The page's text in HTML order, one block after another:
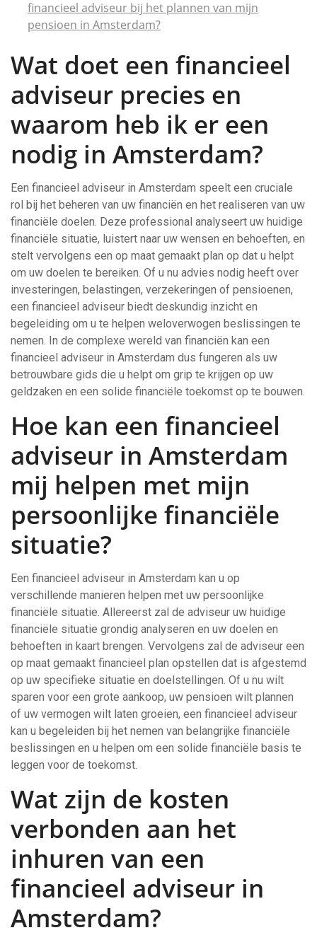
financieel adviseur bij het plannen van mijn
pensioen in Amsterdam?
Wat doet een financieel
adviseur precies en
waarom heb ik er een
nodig in Amsterdam?
Een financieel adviseur in Amsterdam speelt een cruciale
rol bij het beheren van uw financiën en het realiseren van uw
financiële doelen. Deze professional analyseert uw huidige
financiële situatie, luistert naar uw wensen en behoeften, en
stelt vervolgens een op maat gemaakt plan op dat u helpt
om uw doelen te bereiken. Of u nu advies nodig heeft over
investeringen, belastingen, verzekeringen of pensioenen,
een financieel adviseur biedt deskundig inzicht en
begeleiding om u te helpen weloverwogen beslissingen te
nemen. In de complexe wereld van financiën kan een
financieel adviseur in Amsterdam dus fungeren als uw
betrouwbare gids die u helpt om grip te krijgen op uw
geldzaken en een solide financiële toekomst op te bouwen.
Hoe kan een financieel
adviseur in Amsterdam
mij helpen met mijn
persoonlijke financiële
situatie?
Een financieel adviseur in Amsterdam kan u op
verschillende manieren helpen met uw persoonlijke
financiële situatie. Allereerst zal de adviseur uw huidige
financiële situatie grondig analyseren en uw doelen en
behoeften in kaart brengen. Vervolgens zal de adviseur een
op maat gemaakt financieel plan opstellen dat is afgestemd
op uw specifieke situatie en doelstellingen. Of u nu wilt
sparen voor een grote aankoop, uw pensioen wilt plannen
of uw vermogen wilt laten groeien, een financieel adviseur
kan u begeleiden bij het nemen van belangrijke financiële
beslissingen en u helpen om een solide financiële basis te
leggen voor de toekomst.
Wat zijn de kosten
verbonden aan het
inhuren van een
financieel adviseur in
Amsterdam?